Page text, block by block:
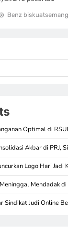
Benz
Optimal di
Akbar di PRJ,
Logo Hari Jadi
Mendadak
Sindikat Judi Online